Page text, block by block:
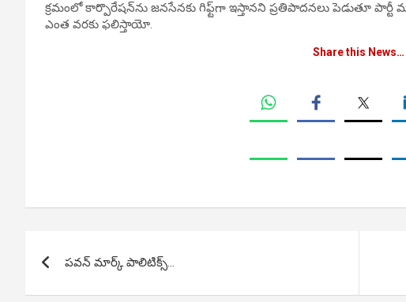
క్రమంలో కార్పొరేషన్‌ను జనసేనకు గిఫ్ట్‌గా ఇస్తానని ప్రతిపాదనలు పెడుతూ
ఎంత వరకు ఫలిస్తాయో.
Share this News…
navigation
పవన్ మార్క్ పాలిటిక్స్…